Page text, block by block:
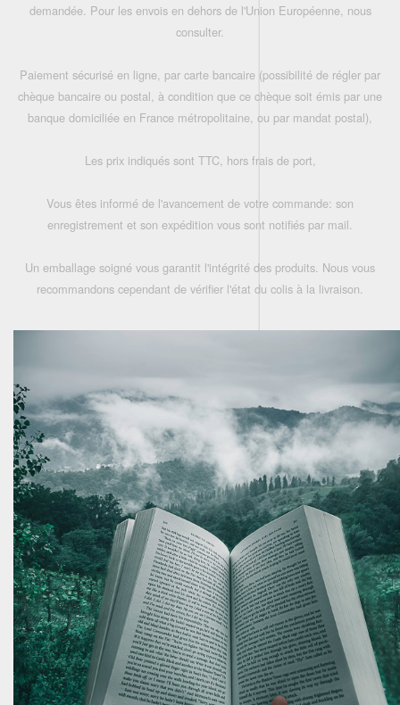
demandée. Pour les envois en dehors de l'Union Européenne, nous
consulter.
Paiement sécurisé en ligne, par carte bancaire (possibilité de régler par
chèque bancaire ou postal, à condition que ce chèque soit émis par une
banque domiciliée en France métropolitaine, ou par mandat postal),
Les prix indiqués sont TTC, hors frais de port,
Vous êtes informé de l'avancement de votre commande: son
enregistrement et son expédition vous sont notifiés par mail.
Un emballage soigné vous garantit l'intégrité des produits. Nous vous
recommandons cependant de vérifier l'état du colis à la livraison.